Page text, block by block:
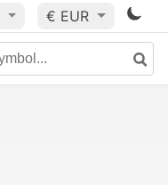
€ EUR